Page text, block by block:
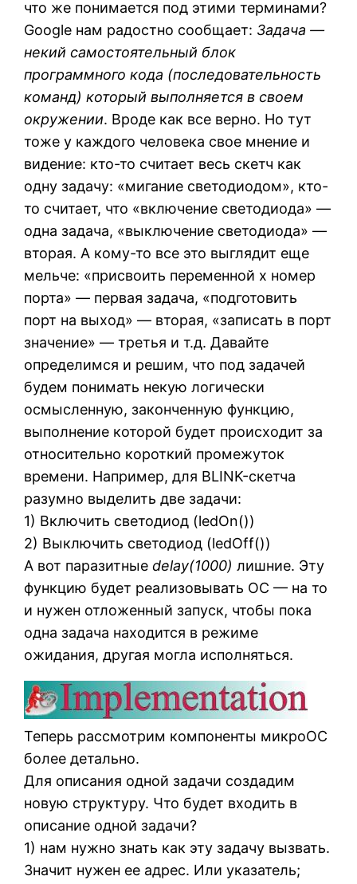
что же понимается под этими терминами?
Google нам радостно сообщает: Задача —
некий самостоятельный блок
программного кода (последовательность
команд) который выполняется в своем
окружении. Вроде как все верно. Но тут
тоже у каждого человека свое мнение и
видение: кто-то считает весь скетч как
одну задачу: «мигание светодиодом», кто-
то считает, что «включение светодиода» —
одна задача, «выключение светодиода» —
вторая. А кому-то все это выглядит еще
мельче: «присвоить переменной х номер
порта» — первая задача, «подготовить
порт на выход» — вторая, «записать в порт
значение» — третья и т.д. Давайте
определимся и решим, что под задачей
будем понимать некую логически
осмысленную, законченную функцию,
выполнение которой будет происходит за
относительно короткий промежуток
времени. Например, для BLINK-скетча
разумно выделить две задачи:
1) Включить светодиод (ledOn())
2) Выключить светодиод (ledOff())
А вот паразитныеdelay(1000) лишние. Эту
функцию будет реализовывать ОС — на то
и нужен отложенный запуск, чтобы пока
одна задача находится в режиме
ожидания, другая могла исполняться.
Теперь рассмотрим компоненты микроОС
более детально.
Для описания одной задачи создадим
новую структуру. Что будет входить в
описание одной задачи?
1) нам нужно знать как эту задачу вызвать.
Значит нужен ее адрес. Или указатель;